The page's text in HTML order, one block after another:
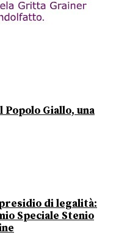
Giallo, una
di legalità:
Speciale Stenio